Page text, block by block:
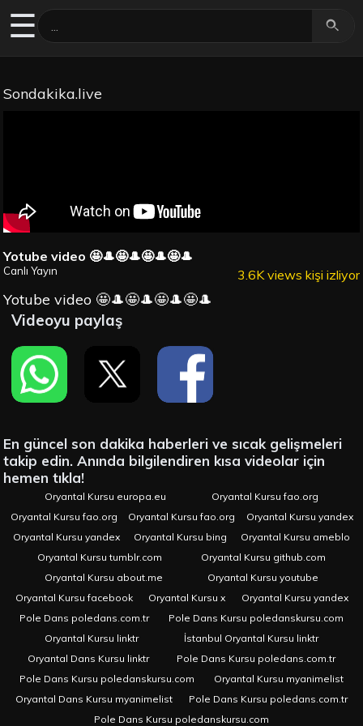
☰
Sondakika.live
Yotube video 🤩🎩🤩🎩🤩🎩🤩🎩
Canlı Yayın 3.6K views kişi izliyor
Yotube video 🤩🎩🤩🎩🤩🎩🤩🎩
Videoyu paylaş
En güncel son dakika haberleri ve sıcak gelişmeleri
takip edin. Anında bilgilendiren kısa videolar için
hemen tıkla!
Oryantal Kursu europa.eu
Oryantal Kursu fao.org
Oryantal Kursu fao.org
Oryantal Kursu fao.org
Oryantal Kursu yandex
Oryantal Kursu yandex
Oryantal Kursu bing
Oryantal Kursu ameblo
Oryantal Kursu tumblr.com
Oryantal Kursu github.com
Oryantal Kursu about.me
Oryantal Kursu youtube
Oryantal Kursu facebook
Oryantal Kursu x
Oryantal Kursu yandex
Pole Dans poledans.com.tr
Pole Dans Kursu poledanskursu.com
Oryantal Kursu linktr
İstanbul Oryantal Kursu linktr
Oryantal Dans Kursu linktr
Pole Dans Kursu poledans.com.tr
Pole Dans Kursu poledanskursu.com
Oryantal Kursu myanimelist
Oryantal Dans Kursu myanimelist
Pole Dans Kursu poledans.com.tr
Pole Dans Kursu poledanskursu.com